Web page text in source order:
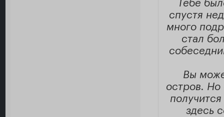
Тебе
спустя
много
стал
Вы
остров. Но
здесь